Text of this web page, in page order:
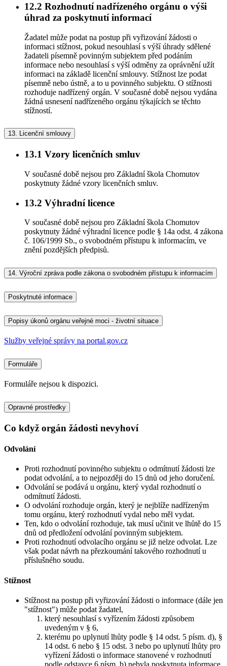
12.2 Rozhodnutí nadřízeného orgánu o výši
úhrad za poskytnutí informací
Žadatel může podat na postup při vyřizování žádosti o
informaci stížnost, pokud nesouhlasí s výší úhrady sdělené
žadateli písemně povinným subjektem před podáním
informace nebo nesouhlasí s výší odměny za oprávnění užít
informaci na základě licenční smlouvy. Stížnost lze podat
písemně nebo ústně, a to u povinného subjektu. O stížnosti
rozhoduje nadřízený orgán. V současné době nejsou vydána
žádná usnesení nadřízeného orgánu týkajících se těchto
stížností.
13. Licenční smlouvy
13.1 Vzory licenčních smluv
V současné době nejsou pro Základní škola Chomutov
poskytnuty žádné vzory licenčních smluv.
13.2 Výhradní licence
V současné době nejsou pro Základní škola Chomutov
poskytnuty žádné výhradní licence podle § 14a odst. 4 zákona
č. 106/1999 Sb., o svobodném přístupu k informacím, ve
znění pozdějších předpisů.
14. Výroční zpráva podle zákona o svobodném přístupu k informacím
Poskytnuté informace
Popisy úkonů orgánu veřejné moci - životní situace
Služby veřejné správy na portal.gov.cz
Formuláře
Formuláře nejsou k dispozici.
Opravné prostředky
Co když orgán žádosti nevyhoví
Odvolání
Proti rozhodnutí povinného subjektu o odmítnutí žádosti lze
podat odvolání, a to nejpozději do 15 dnů od jeho doručení.
Odvolání se podává u orgánu, který vydal rozhodnutí o
odmítnutí žádosti.
O odvolání rozhoduje orgán, který je nejblíže nadřízeným
tomu orgánu, který rozhodnutí vydal nebo měl vydat.
Ten, kdo o odvolání rozhoduje, tak musí učinit ve lhůtě do 15
dnů od předložení odvolání povinným subjektem.
Proti rozhodnutí odvolacího orgánu se již nelze odvolat. Lze
však podat návrh na přezkoumání takového rozhodnutí u
příslušného soudu.
Stížnost
Stížnost na postup při vyřizování žádosti o informace (dále jen
"stížnost") může podat žadatel,
který nesouhlasí s vyřízením žádosti způsobem
uvedeným v § 6,
kterému po uplynutí lhůty podle § 14 odst. 5 písm. d), §
14 odst. 6 nebo § 15 odst. 3 nebo po uplynutí lhůty pro
vyřízení žádosti o informace stanovené v rozhodnutí
podle odstavce 6 písm. b) nebyla poskytnuta informace